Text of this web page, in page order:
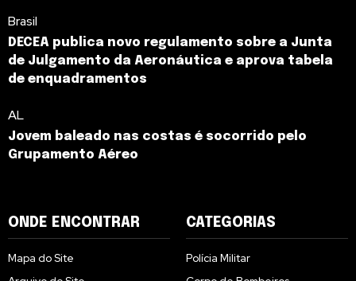
Brasil
DECEA publica novo regulamento sobre a Junta
de Julgamento da Aeronáutica e aprova tabela
de enquadramentos
AL
Jovem baleado nas costas é socorrido pelo
Grupamento Aéreo
ONDE ENCONTRAR
Mapa do Site
CATEGORIAS
Polícia Militar